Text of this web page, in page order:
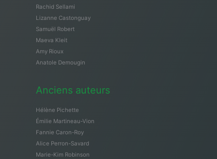
Rachid Sellami
Lizanne Castonguay
Samuël Robert
Maeva Kleit
Amy Rioux
Anatole Demougin
Anciens auteurs
Hélène Pichette
Émilie Martineau-Vion
Fannie Caron-Roy
Alice Perron-Savard
Marie-Kim Robinson